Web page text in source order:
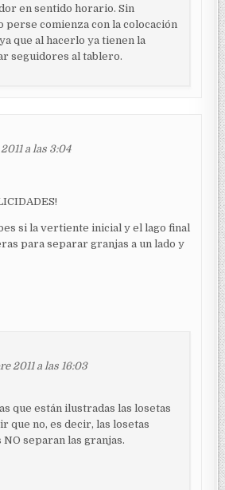
en sentido horario. Sin
perse comienza con la colocación
que al hacerlo ya tienen la
seguidores al tablero.
a las 3:04
si la vertiente inicial y el lago final
para separar granjas a un lado y
2011 a las 16:03
que están ilustradas las losetas
que no, es decir, las losetas
separan las granjas.